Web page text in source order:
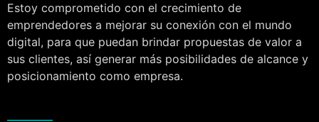
Estoy comprometido con el crecimiento de
emprendedores a mejorar su conexión con el mundo
digital, para que puedan brindar propuestas de valor a
sus clientes, así generar más posibilidades de alcance y
posicionamiento como empresa.